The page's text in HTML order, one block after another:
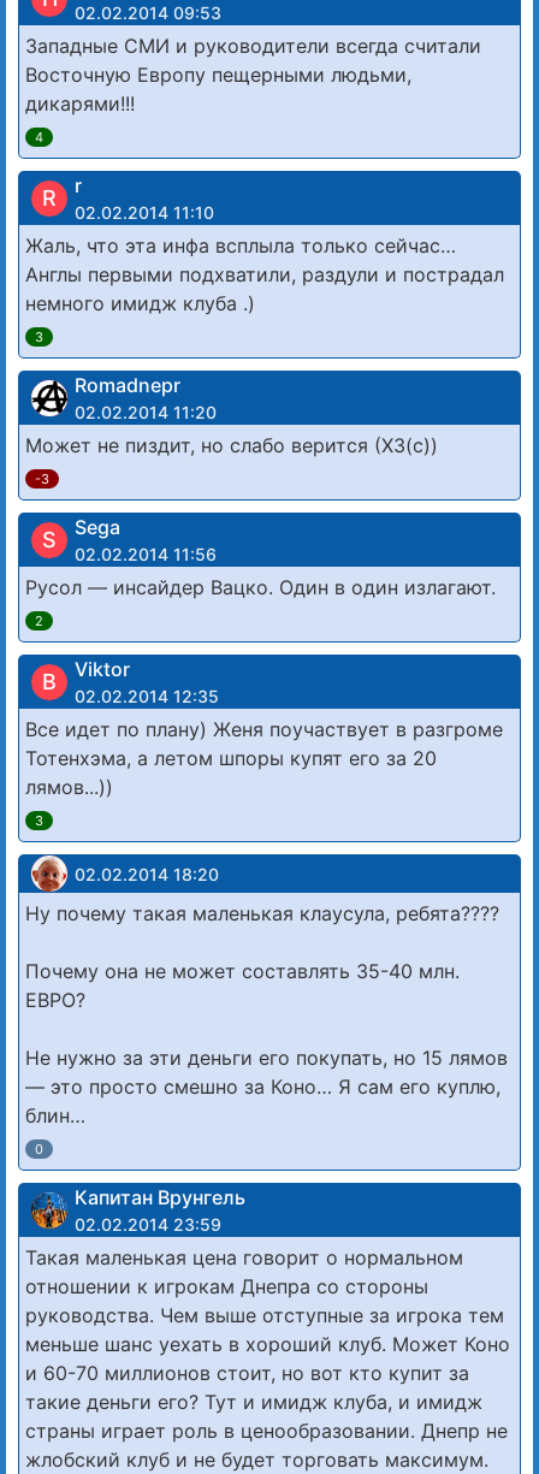
02.02.2014 09:53
Западные СМИ и руководители всегда считали
Восточную Европу пещерными людьми,
дикарями!!!
4
R r
02.02.2014 11:10
Жаль, что эта инфа всплыла только сейчас…
Англы первыми подхватили, раздули и пострадал
немного имидж клуба .)
3
Romadnepr
02.02.2014 11:20
Может не пиздит, но слабо верится (ХЗ(с))
-3
S Sega
02.02.2014 11:56
Русол — инсайдер Вацко. Один в один излагают.
2
В Viktor
02.02.2014 12:35
Все идет по плану) Женя поучаствует в разгроме
Тотенхэма, а летом шпоры купят его за 20
лямов...))
3
02.02.2014 18:20
Ну почему такая маленькая клаусула, ребята????
Почему она не может составлять 35-40 млн.
ЕВРО?
Не нужно за эти деньги его покупать, но 15 лямов
— это просто смешно за Коно… Я сам его куплю,
блин…
0
Капитан Врунгель
02.02.2014 23:59
Такая маленькая цена говорит о нормальном
отношении к игрокам Днепра со стороны
руководства. Чем выше отступные за игрока тем
меньше шанс уехать в хороший клуб. Может Коно
и 60-70 миллионов стоит, но вот кто купит за
такие деньги его? Тут и имидж клуба, и имидж
страны играет роль в ценообразовании. Днепр не
жлобский клуб и не будет торговать максимум.